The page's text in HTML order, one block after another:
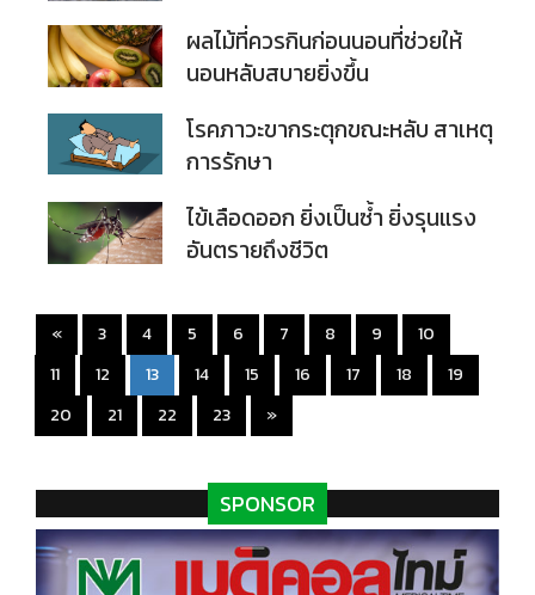
ผลไม้ที่ควรกินก่อนนอนที่ช่วยให้
นอนหลับสบายยิ่งขึ้น
โรคภาวะขากระตุกขณะหลับ สาเหตุ
การรักษา
ไข้เลือดออก ยิ่งเป็นซ้ำ ยิ่งรุนแรง
อันตรายถึงชีวิต
« 3 4 5 6 7 8 9
10
11
12 13(current)
14 15 16 17 18
19
20
21 22 23 »
SPONSOR